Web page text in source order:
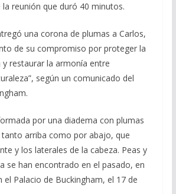
reunión que duró 40 minutos.
una corona de plumas a Carlos,
de su compromiso por proteger la
y restaurar la armonía entre
según un comunicado del
por una diadema con plumas
arriba como por abajo, que
y los laterales de la cabeza. Peas y
se han encontrado en el pasado, en
el Palacio de Buckingham, el 17 de